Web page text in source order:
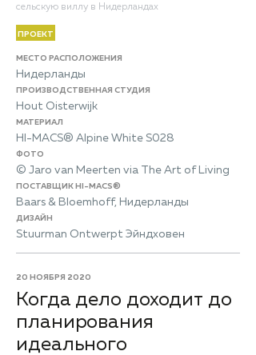
сельскую виллу в Нидерландах
ПРОЕКТ
МЕСТО РАСПОЛОЖЕНИЯ
Нидерланды
ПРОИЗВОДСТВЕННАЯ СТУДИЯ
Hout Oisterwijk
МАТЕРИАЛ
HI-MACS® Alpine White S028
ФОТО
© Jaro van Meerten via The Art of Living
ПОСТАВЩИК HI-MACS®
Baars & Bloemhoff, Нидерланды
ДИЗАЙН
Stuurman Ontwerpt Эйндховен
20 НОЯБРЯ 2020
Когда дело доходит до
планирования
идеального